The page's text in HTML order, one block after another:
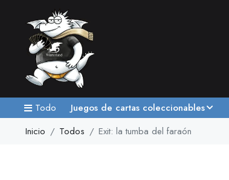
Todo Juegos de cartas coleccionables
Inicio
Todos Exit: la tumba del faraón